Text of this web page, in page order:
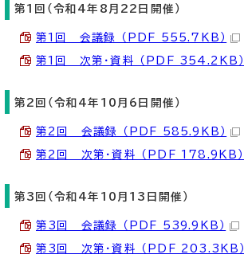
第1回（令和4年8月22日開催）
第1回 会議録 （PDF 555.7KB）
第1回 次第・資料 （PDF 354.2KB）
第2回（令和4年10月6日開催）
第2回 会議録 （PDF 585.9KB）
第2回 次第・資料 （PDF 178.9KB）
第3回（令和4年10月13日開催）
第3回 会議録 （PDF 539.9KB）
第3回 次第・資料 （PDF 203.3KB）